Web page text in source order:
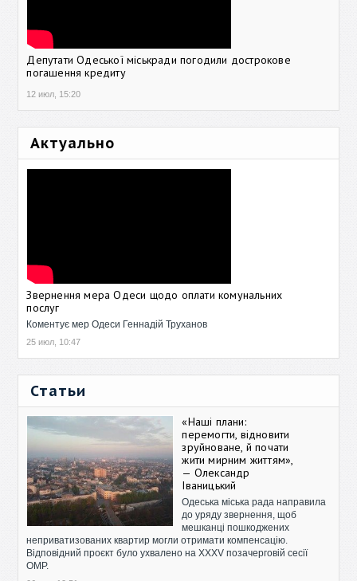
Депутати Одеської міськради погодили дострокове
погашення кредиту
12 июл, 15:20
Актуально
Звернення мера Одеси щодо оплати комунальних
послуг
Коментує мер Одеси Геннадій Труханов
25 июл, 10:47
Статьи
«Наші плани:
перемогти, відновити
зруйноване, й почати
жити мирним життям»,
— Олександр
Іваницький
Одеська міська рада направила
до уряду звернення, щоб
мешканці пошкоджених
неприватизованих квартир могли отримати компенсацію.
Відповідний проєкт було ухвалено на XXXV позачерговій сесії
ОМР.